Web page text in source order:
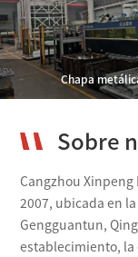
Tubo de acero
Chapa
Chapa
Sobre
Cangzhou
2007, ubicada en
Gengguantun,
establecimiento, la